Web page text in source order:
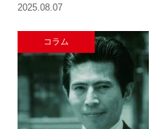
2025.08.07
コラム